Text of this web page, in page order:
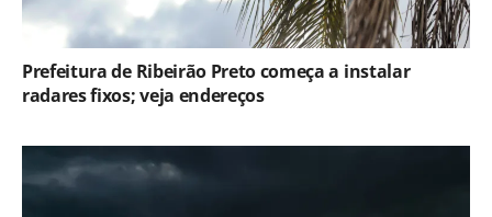
Prefeitura de Ribeirão Preto começa a instalar
radares fixos; veja endereços